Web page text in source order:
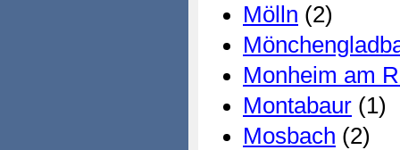
Mölln (2)
Monheim am
Montabaur (1)
Mosbach (2)